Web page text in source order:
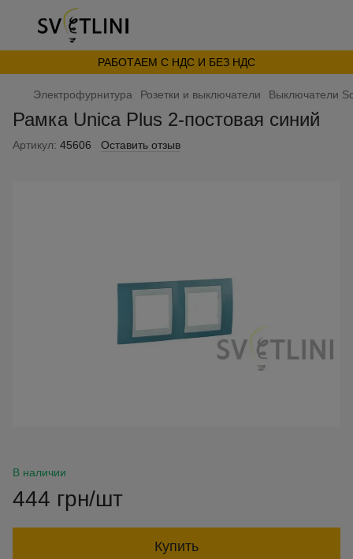
РАБОТАЕМ С НДС И БЕЗ НДС
Электрофурнитура Розетки и выключатели Выключатели
Рамка Unica Plus 2-постовая синий
Артикул: 45606 Оставить отзыв
В наличии
444 грн/шт
Купить